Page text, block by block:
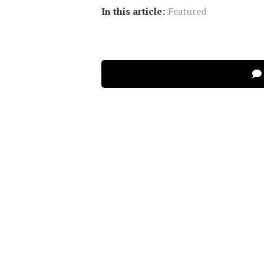
In this article: Featured